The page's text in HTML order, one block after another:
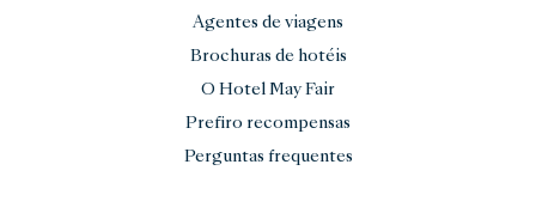
Agentes de viagens
Brochuras de hotéis
O Hotel May Fair
Prefiro recompensas
Perguntas frequentes